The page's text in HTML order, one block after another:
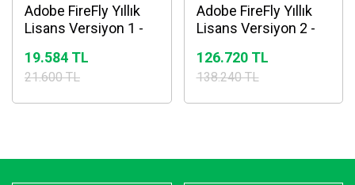
Adobe FireFly Yıllık
Lisans Versiyon 1 -
19.584 TL
21.600 TL
Adobe FireFly Yıllık
Lisans Versiyon 2 -
126.720 TL
138.240 TL